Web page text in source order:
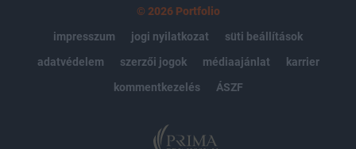
© 2026 Portfolio
impresszum
jogi nyilatkozat
süti beállítások
adatvédelem
szerzői jogok médiaajánlat
karrier
kommentkezelés
ÁSZF